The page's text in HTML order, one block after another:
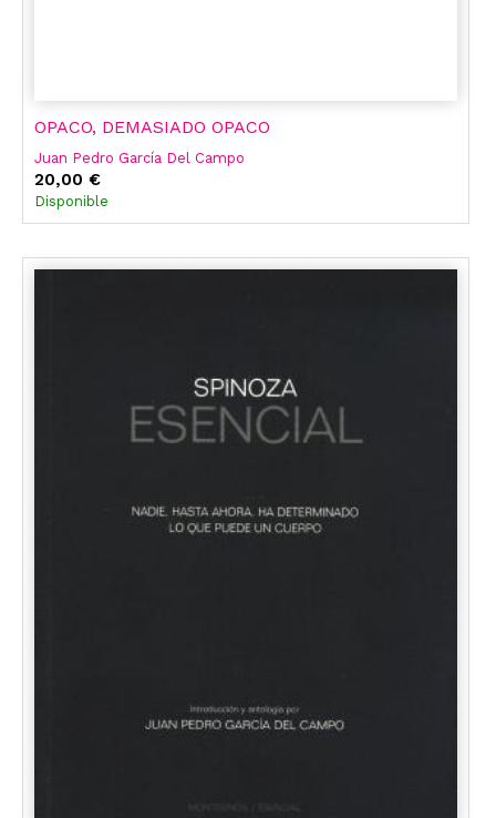
OPACO, DEMASIADO OPACO
Juan Pedro García Del Campo
20,00 €
Disponible